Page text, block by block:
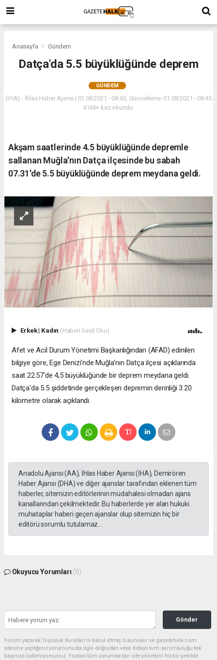
Anasayfa Gündem
Datça'da 5.5 büyüklüğünde deprem
GÜNDEM
(İHA) - İhlas Haber Ajansı | 01.08.2021 - 08:45, Güncelleme: 01.08.2021 - 08:45
4166+ kez okundu.
Akşam saatlerinde 4.5 büyüklüğünde depremle
sallanan Muğla'nın Datça ilçesinde bu sabah
07.31'de 5.5 büyüklüğünde deprem meydana geldi.
Erkek| Kadın (Haberi Sesli Oku)
Afet ve Acil Durum Yönetimi Başkanlığından (AFAD) edinilen
bilgiye göre, Ege Denizi'nde Muğla'nın Datça ilçesi açıklarında
saat 22.57'de 4,5 büyüklüğünde bir deprem meydana geldi.
Datça'da 5.5 şiddetinde gerçekleşen depremin derinliği 3.20
kilometre olarak açıklandı.
Anadolu Ajansı (AA), İhlas Haber Ajansı (İHA), Demirören
Haber Ajansı (DHA) ve diğer ajanslar tarafından eklenen tüm
haberler, sitemizin editörlerinin müdahalesi olmadan ajans
kanallarından çekilmektedir. Bu haberlerde yer alan hukuki
muhataplar haberi geçen ajanslar olup sitemizin hiç bir
editörü sorumlu tutulamaz...
Okuyucu Yorumları (0)
Gönder
Yorum yazarak Topluluk Kuralları’nı kabul etmiş bulunuyor ve gazetehalk.com
sitesine yaptığınız yorumunuzla ilgili doğrudan veya dolaylı tüm sorumluluğu tek
başınıza üstleniyorsunuz. Yazılan tüm yorumlardan site yönetimi hiçbir şekilde